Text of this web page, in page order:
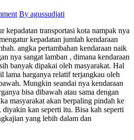
By agussudjati
kepadatan transportasi kota nampak nya
kepadatan jumlah kendaraan
angka pertambahan kendaraan naik
nya sangat lamban , dimana kendaraan
banyak dipakai oleh masyarakat. Hal
lama harganya relatif terjangkau oleh
Mungkin seandai nya kendaraan
bisa dibawah atau sama dengan
masyarakat akan berpaling pindah ke
kan seperti itu. Bisa kah seperti
yang lebih dalam dan